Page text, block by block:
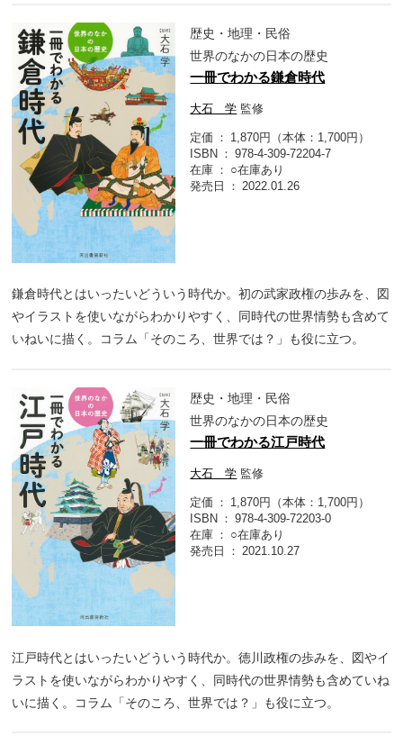
歴史・地理・民俗
世界のなかの日本の歴史
一冊でわかる鎌倉時代
大石 学 監修
定価
1,870円（本体：1,700円）
ISBN
978-4-309-72204-7
在庫
○在庫あり
発売日
2022.01.26
鎌倉時代とはいったいどういう時代か。初の武家政権の歩みを、図
やイラストを使いながらわかりやすく、同時代の世界情勢も含めて
いねいに描く。コラム「そのころ、世界では？」も役に立つ。
歴史・地理・民俗
世界のなかの日本の歴史
一冊でわかる江戸時代
大石 学 監修
定価
1,870円（本体：1,700円）
ISBN
978-4-309-72203-0
在庫
○在庫あり
発売日
2021.10.27
江戸時代とはいったいどういう時代か。徳川政権の歩みを、図やイ
ラストを使いながらわかりやすく、同時代の世界情勢も含めていね
いに描く。コラム「そのころ、世界では？」も役に立つ。